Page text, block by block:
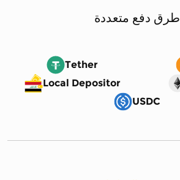
طرق دفع متعددة
Tether
Local Depositor
USDC